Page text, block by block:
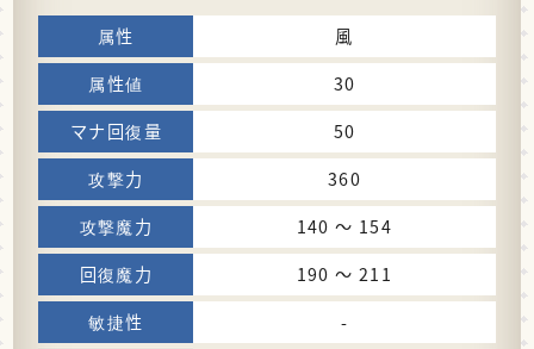
風
30
50
360
140 〜 154
190 〜 211
-